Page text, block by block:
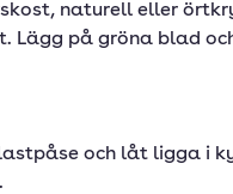
naturell eller
Lägg på gröna blad
och låt ligga i